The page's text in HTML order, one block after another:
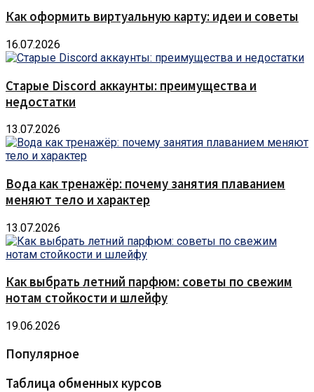
Как оформить виртуальную карту: идеи и советы
16.07.2026
Старые Discord аккаунты: преимущества и
недостатки
13.07.2026
Вода как тренажёр: почему занятия плаванием
меняют тело и характер
13.07.2026
Как выбрать летний парфюм: советы по свежим
нотам стойкости и шлейфу
19.06.2026
Популярное
Таблица обменных курсов